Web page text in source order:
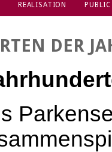
REALISATION
DER